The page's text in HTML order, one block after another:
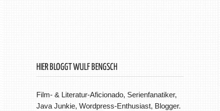
HIER BLOGGT WULF BENGSCH
Film- & Literatur-Aficionado, Serienfanatiker,
Java Junkie, Wordpress-Enthusiast, Blogger.